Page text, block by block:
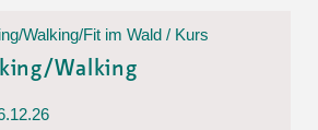
Walking/Fit im Wald / Kurs
Walking